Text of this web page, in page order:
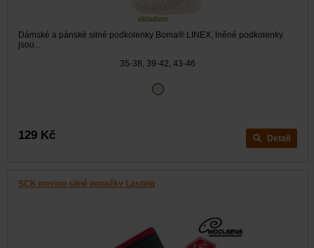
skladem
Dámské a pánské silné podkolenky Boma® LINEX, lněné podkolenky
jsou...
35-38, 39-42, 43-46
129 Kč Detail
SCK merino silné ponožky Lasting